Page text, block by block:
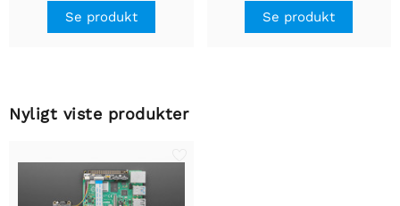
Se produkt Se produkt
Nyligt viste produkter